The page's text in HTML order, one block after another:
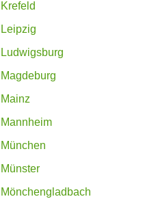
Krefeld
Leipzig
Ludwigsburg
Magdeburg
Mainz
Mannheim
München
Münster
Mönchengladbach